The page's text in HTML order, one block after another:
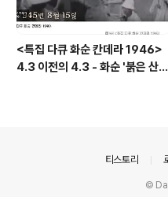
<특집 다큐 화순 칸데라 1946>
4.3 이전의 4.3 - 화순 '붉은 산
티스토리
©